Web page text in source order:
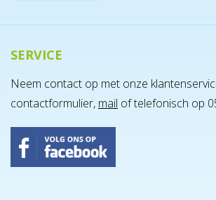
SERVICE
Neem contact op met onze
contactformulier, mail of telefonisch op